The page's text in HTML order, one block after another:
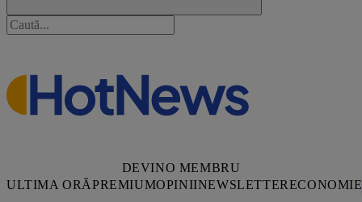
DEVINO MEMBRU
ULTIMA ORĂPREMIUMOPINIINEWSLETTERECONOMIE